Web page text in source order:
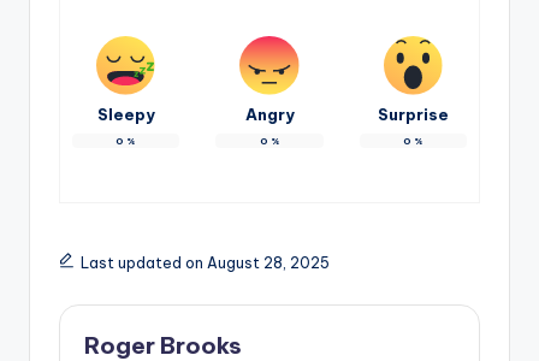
Sleepy
0 %
Angry
0 %
Surprise
0 %
Last updated on August 28, 2025
Roger Brooks